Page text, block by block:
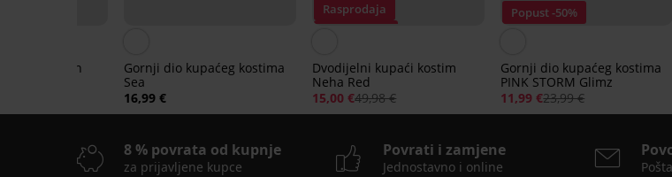
Ayan
Gornji dio kupaćeg kostima
Sea
16,99 €
Rasprodaja
Dvodijelni kupaći kostim
Neha Red
15,00 €49,98 €
Popust -50%
Gornji dio kupaćeg kostima
PINK STORM Glimz
11,99 €23,99 €
8 % povrata od kupnje
za prijavljene kupce
Povrati i zamjene
Jednostavno i online